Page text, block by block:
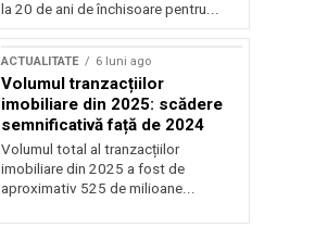
la 20 de ani de închisoare pentru...
ACTUALITATE 6 luni ago
Volumul tranzacțiilor
imobiliare din 2025: scădere
semnificativă față de 2024
Volumul total al tranzacțiilor
imobiliare din 2025 a fost de
aproximativ 525 de milioane...